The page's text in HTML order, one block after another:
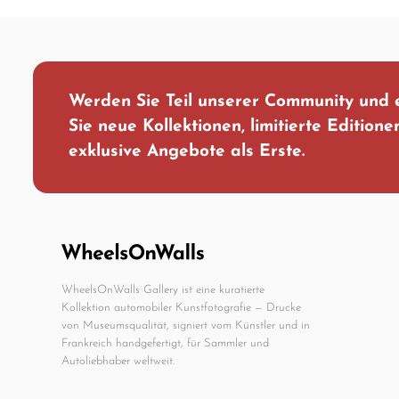
Werden Sie Teil unserer Community und
Sie neue Kollektionen, limitierte
exklusive Angebote als Erste.
WheelsOnWalls Gallery ist eine kuratierte
Kollektion automobiler Kunstfotografie — Drucke
von Museumsqualität, signiert vom Künstler und in
Frankreich handgefertigt, für Sammler und
Autoliebhaber weltweit.